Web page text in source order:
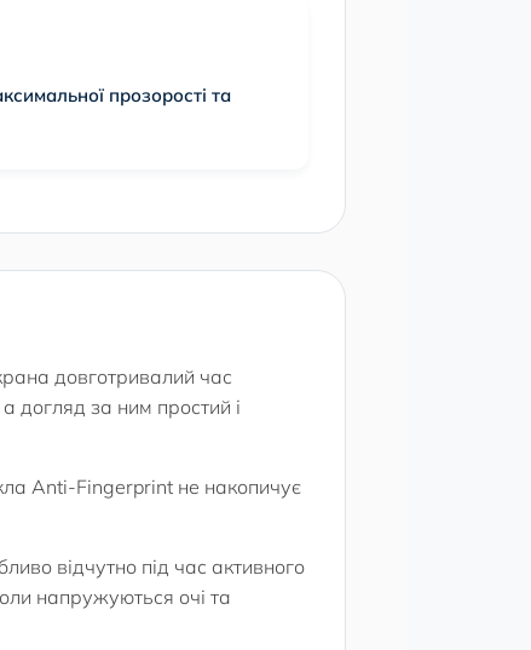
прозорості та
довготривалий час
догляд за ним простий і
Anti-Fingerprint не накопичує
відчутно під час активного
напружуються очі та